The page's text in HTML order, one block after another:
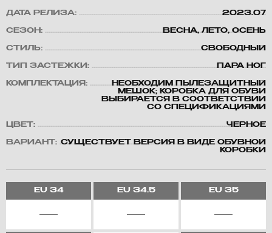
ДАТА РЕЛИЗА: 2023.07
СЕЗОН: ВЕСНА, ЛЕТО, ОСЕНЬ
СТИЛЬ: СВОБОДНЫЙ
ТИП ЗАСТЕЖКИ: ПАРА НОГ
КОМПЛЕКТАЦИЯ:
НЕОБХОДИМ ПЫЛЕЗАЩИТНЫЙ
МЕШОК; КОРОБКА ДЛЯ ОБУВИ
ВЫБИРАЕТСЯ В СООТВЕТСТВИИ
СО СПЕЦИФИКАЦИЯМИ
ЦВЕТ: ЧЕРНОЕ
ВАРИАНТ: СУЩЕСТВУЕТ ВЕРСИЯ В ВИДЕ ОБУВНОЙ
КОРОБКИ
EU34 EU34.5 EU35